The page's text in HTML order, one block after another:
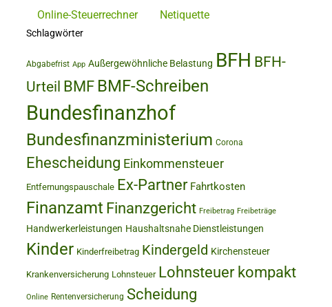
Online-Steuerrechner
Netiquette
Schlagwörter
Abgabefrist App Außergewöhnliche Belastung BFH BFH-
Urteil BMF BMF-Schreiben
Bundesfinanzhof
Bundesfinanzministerium Corona
Ehescheidung Einkommensteuer
Entfernungspauschale Ex-Partner Fahrtkosten
Finanzamt Finanzgericht Freibetrag Freibeträge
Handwerkerleistungen Haushaltsnahe Dienstleistungen
Kinder Kinderfreibetrag Kindergeld Kirchensteuer
Krankenversicherung Lohnsteuer Lohnsteuer kompakt
Online Rentenversicherung Scheidung